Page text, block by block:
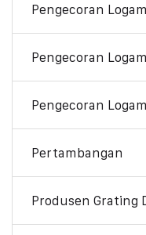
Pengecoran
Pengecoran
Pengecoran
Pertambangan
Produsen Grating